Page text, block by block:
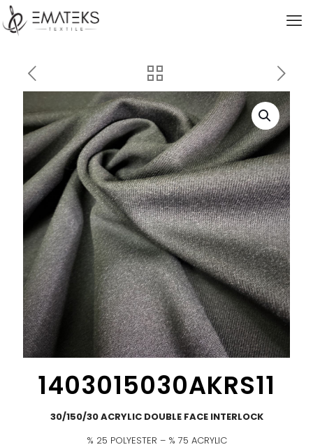
1403015030AKRS11
30/150/30 ACRYLIC DOUBLE FACE INTERLOCK
% 25 POLYESTER – % 75 ACRYLIC